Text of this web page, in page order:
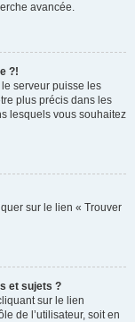
avancée.
?!
serveur puisse les
plus précis dans les
lesquels vous souhaitez
sur le lien « Trouver
et sujets ?
sur le lien
de l’utilisateur, soit en